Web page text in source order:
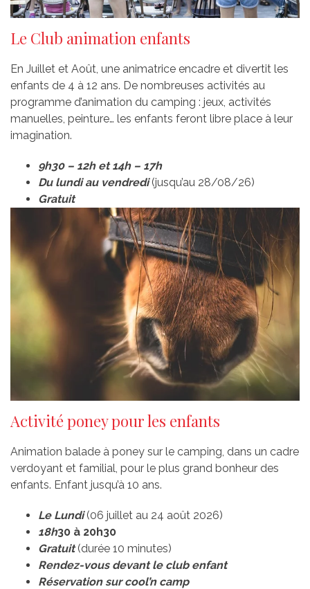
Le Club animation enfants
En Juillet et Août, une animatrice encadre et divertit les
enfants de 4 à 12 ans. De nombreuses activités au
programme d’animation du camping : jeux, activités
manuelles, peinture… les enfants feront libre place à leur
imagination.
9h30 – 12h et 14h – 17h
Du lundi au vendredi(jusqu’au 28/08/26)
Gratuit
Activité poney pour les enfants
Animation balade à poney sur le camping, dans un cadre
verdoyant et familial, pour le plus grand bonheur des
enfants. Enfant jusqu’à 10 ans.
Le Lundi(06 juillet au 24 août 2026)
18h30 à 20h30
Gratuit(durée 10 minutes)
Rendez-vous devant le club enfant
Réservation sur cool’n camp